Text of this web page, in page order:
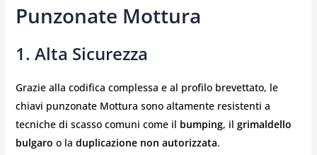
Punzonate Mottura
1. Alta Sicurezza
Grazie alla codifica complessa e al profilo brevettato, le
chiavi punzonate Mottura sono altamente resistenti a
tecniche di scasso comuni come il bumping, il grimaldello
bulgaro o la duplicazione non autorizzata.